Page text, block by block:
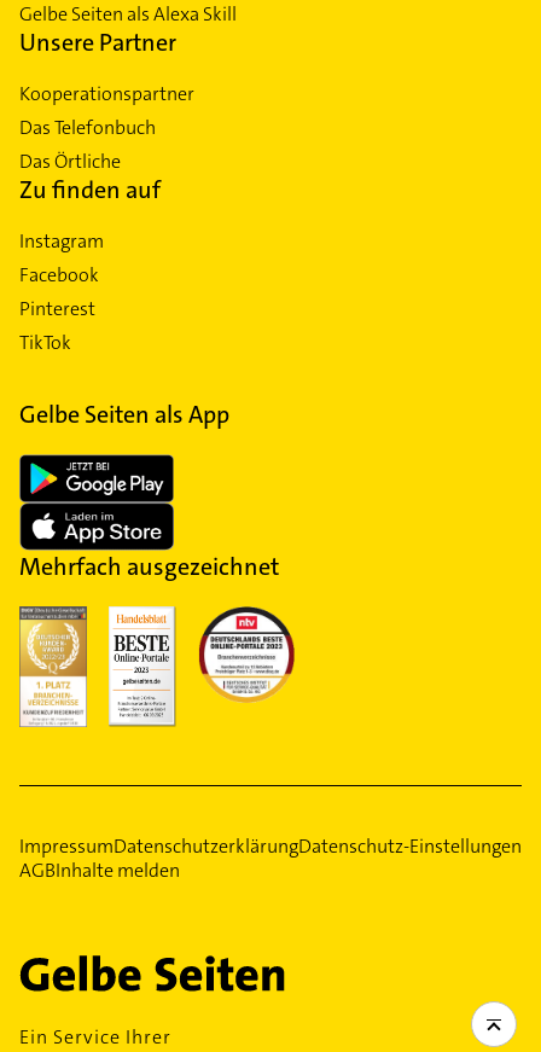
Gelbe Seiten als Alexa Skill
Unsere Partner
Kooperationspartner
Das Telefonbuch
Das Örtliche
Zu finden auf
Instagram
Facebook
Pinterest
TikTok
Gelbe Seiten als App
Mehrfach ausgezeichnet
ImpressumDatenschutzerklärungDatenschutz-Einstellungen
AGBInhalte melden
Ein Service Ihrer